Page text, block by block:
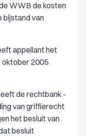
WWB de kosten
bijstand van
appellant het
oktober 2005
de rechtbank -
van griffierecht
het besluit van
besluit